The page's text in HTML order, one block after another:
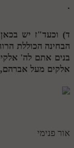
תלמוד עשר הספירות חלק י
תלמוד עשר הספירות חלק
תלמוד עשר הספירות חלק
בית שער הכוונות
.
ד) וכעד"ז יש
הבחינה הכוללת
בנים אתם לה'
אלקים מעל אברהם,
אור פנימי